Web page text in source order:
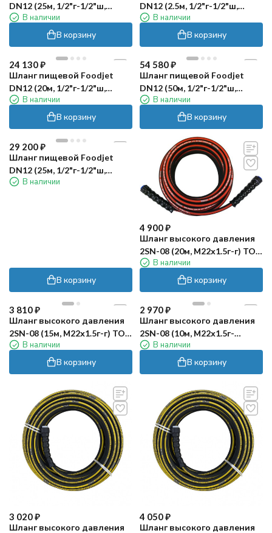
DN12 (25м, 1/2"г-1/2"ш,
50бар)В наличии
В корзину
DN12 (2.5м, 1/2"г-1/2"ш,
80бар)В наличии
В корзину
24 130₽
Шланг пищевой Foodjet
DN12 (20м, 1/2"г-1/2"ш,
80бар)В наличии
В корзину
54 580₽
Шланг пищевой Foodjet
DN12 (50м, 1/2"г-1/2"ш,
80бар)В наличии
В корзину
29 200₽
Шланг пищевой Foodjet
DN12 (25м, 1/2"г-1/2"ш,
80бар)В наличии
В корзину
4 900₽
Шланг высокого давления
2SN-08 (20м, М22х1.5г-г) TOR
CF В наличии
В корзину
3 810₽
Шланг высокого давления
2SN-08 (15м, М22х1.5г-г) TOR
CF В наличии
В корзину
2 970₽
Шланг высокого давления
2SN-08 (10м, М22х1.5г-
М22х1.5г) TOR CF
В наличии
В корзину
3 020₽
Шланг высокого давления
4 050₽
Шланг высокого давления